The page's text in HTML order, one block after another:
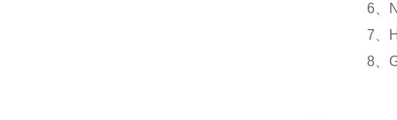
6、
7、
8、